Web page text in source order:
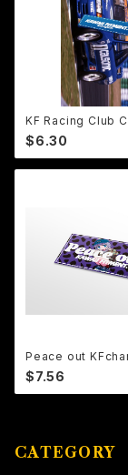
KF Racing Club
or (グロス)
$6.30
Peace out
nimal ステッカー (
$7.56
CATEGORY